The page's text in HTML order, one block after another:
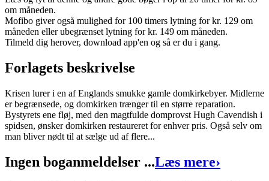
Forfatter:Joanna Trollope
Oversat af Vibeke Houstrup
Sider:268
ISBN: 9788711516751
Forlag: Lindhardt og Ringhof
Udgivet: 25. maj 2016
om måneden.
Mofibo giver også mulighed for 100 timers lytning for kr. 129 om
måneden eller ubegrænset lytning for kr. 149 om måneden.
Tilmeld dig herover, download app'en og så er du i gang.
Forlagets beskrivelse
Krisen lurer i en af Englands smukke gamle domkirkebyer. Midlerne
er begrænsede, og domkirken trænger til en større reparation.
Bystyrets ene fløj, med den magtfulde domprovst Hugh Cavendish i
spidsen, ønsker domkirken restaureret for enhver pris. Også selv om
man bliver nødt til at sælge ud af flere...
Ingen boganmeldelser ...Læs mere›